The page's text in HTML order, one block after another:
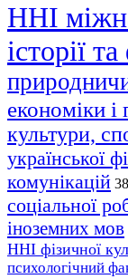
ННІ
історії
економіки і
культури,
української
комунікацій
соціальної
іноземних мов
ННІ фізичної
психологічний